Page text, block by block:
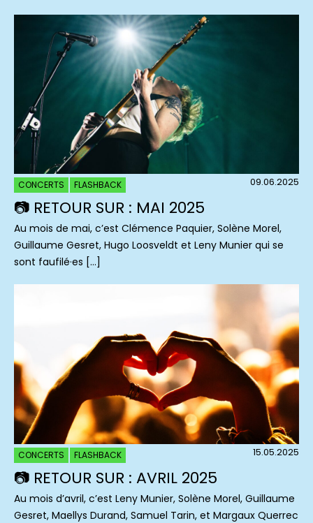
CONCERTS FLASHBACK 09.06.2025
📷 RETOUR SUR : MAI 2025
Au mois de mai, c’est Clémence Paquier, Solène Morel,
Guillaume Gesret, Hugo Loosveldt et Leny Munier qui se
sont faufilé·es […]
CONCERTS FLASHBACK 15.05.2025
📷 RETOUR SUR : AVRIL 2025
Au mois d’avril, c’est Leny Munier, Solène Morel, Guillaume
Gesret, Maellys Durand, Samuel Tarin, et Margaux Querrec